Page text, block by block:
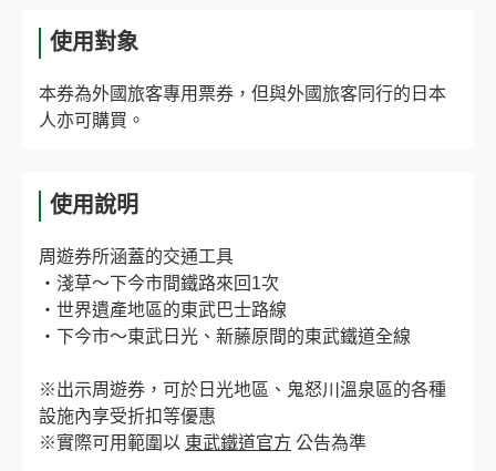
使用對象
本券為外國旅客專用票券，但與外國旅客同行的日本
人亦可購買。
使用說明
周遊券所涵蓋的交通工具
・淺草～下今市間鐵路來回1次
・世界遺產地區的東武巴士路線
・下今市～東武日光、新藤原間的東武鐵道全線
※出示周遊券，可於日光地區、鬼怒川溫泉區的各種
設施內享受折扣等優惠
※實際可用範圍以 東武鐵道官方 公告為準